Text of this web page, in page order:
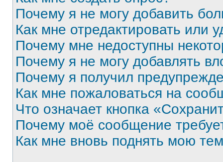
Почему я не могу добавить
Как мне отредактировать или
Почему мне недоступны
Почему я не могу добавлять
Почему я получил
Как мне пожаловаться на
Что означает кнопка
Почему моё сообщение
Как мне вновь поднять мою